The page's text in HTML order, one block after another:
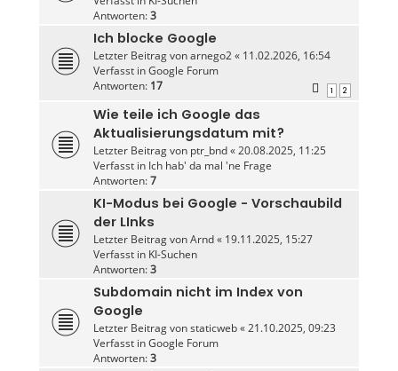
Antworten:3
Ich blocke Google
Letzter Beitrag vonarnego2« 11.02.2026, 16:54
Verfasst inGoogle Forum
Antworten: 17 1 2
Wie teile ich Google das
Aktualisierungsdatum mit?
Letzter Beitrag von ptr_bnd«20.08.2025, 11:25
Verfasst in Ich hab' da mal 'ne Frage
Antworten:7
KI-Modus bei Google - Vorschaubild
der LInks
Letzter Beitrag vonArnd« 19.11.2025, 15:27
Verfasst in KI-Suchen
Antworten:3
Subdomain nicht im Index von
Google
Letzter Beitrag vonstaticweb«21.10.2025, 09:23
Verfasst inGoogle Forum
Antworten:3